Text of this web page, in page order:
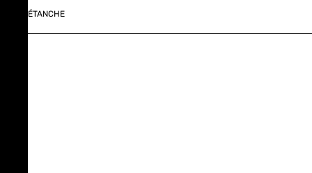
ÉTANCHE